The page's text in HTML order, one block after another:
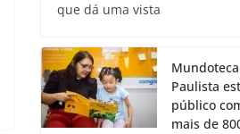
que dá uma vista
Paulista
público
mais de